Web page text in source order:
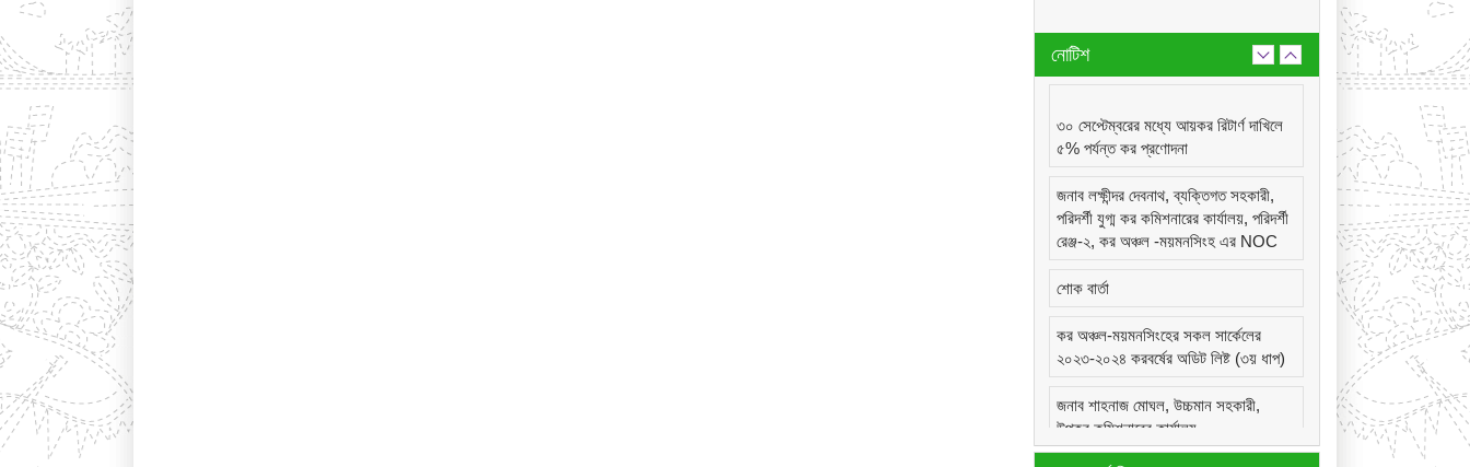
নোটিশ
৩০ সেপ্টেম্বরের মধ্যে আয়কর রিটার্ণ দাখিলে
৫% পর্যন্ত কর প্রণোদনা
জনাব লক্ষীন্দর দেবনাথ, ব্যক্তিগত সহকারী,
পরিদর্শী যুগ্ম কর কমিশনারের কার্যালয়, পরিদর্শী
রেঞ্জ-২, কর অঞ্চল -ময়মনসিংহ এর NOC
শোক বার্তা
কর অঞ্চল-ময়মনসিংহের সকল সার্কেলের
২০২৩-২০২৪ করবর্ষের অডিট লিষ্ট (৩য় ধাপ)
জনাব শাহনাজ মোঘল, উচ্চমান সহকারী,
উপকর কমিশনারের কার্যালয়,
সার্কেল-২২(দূর্গাপুর), কর অঞ্চল -ময়মনসিংহ